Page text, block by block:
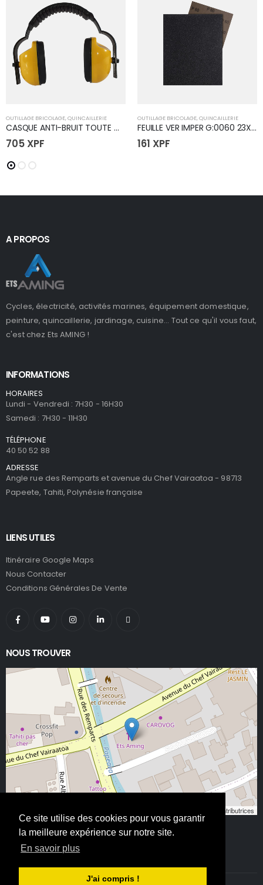
Ce site utilise des cookies pour vous garantir
la meilleure expérience sur notre site.
En savoir plus
J'ai compris !
OUTILLAGE BRICOLAGE, QUINCAILLERIE
CASQUE ANTI-BRUIT TOUTE MARQUE
705 XPF
OUTILLAGE BRICOLAGE, QUINCAILLERIE
FEUILLE VER IMPER G:0060 23X28
161 XPF
A PROPOS
Cycles, électricité, activités marines, équipement domestique,
peinture, quincaillerie, jardinage, cuisine... Tout ce qu'il vous faut,
c'est chez Ets AMING !
INFORMATIONS
HORAIRES
Lundi - Vendredi : 7H30 - 16H30
Samedi : 7H30 - 11H30
TÉLÉPHONE
40 50 52 88
ADRESSE
Angle rue des Remparts et avenue du Chef Vairaatoa - 98713
Papeete, Tahiti, Polynésie française
LIENS UTILES
Itinéraire Google Maps
Nous Contacter
Conditions Générales De Vente
NOUS TROUVER
contributeurs/contributrices